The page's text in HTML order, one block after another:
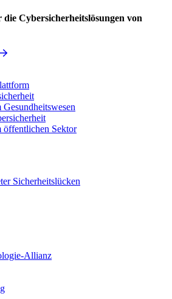
Cybersicherheitslösungen von
öffentlichen Sektor
Sicherheitslücken
Allianz